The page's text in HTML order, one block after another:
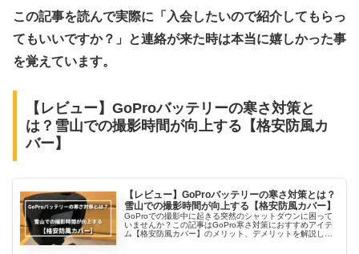
この記事を読んで実際に「入会したいので紹介してもらっ
てもいいですか？」と連絡が来た時は本当に嬉しかった事
を覚えています。
【レビュー】GoProバッテリーの寒さ対策と
は？雪山での撮影時間が向上する【格安防風カ
バー】
【レビュー】GoProバッテリーの寒さ対策とは？
雪山での撮影時間が向上する【格安防風カバー】
GoProでの撮影中に起きる突然のシャットダウンに困って
いませんか？この記事はGoPro寒さ対策におすすめアイテ
ム【格安防風カバー】のメリット、デメリットを解説して